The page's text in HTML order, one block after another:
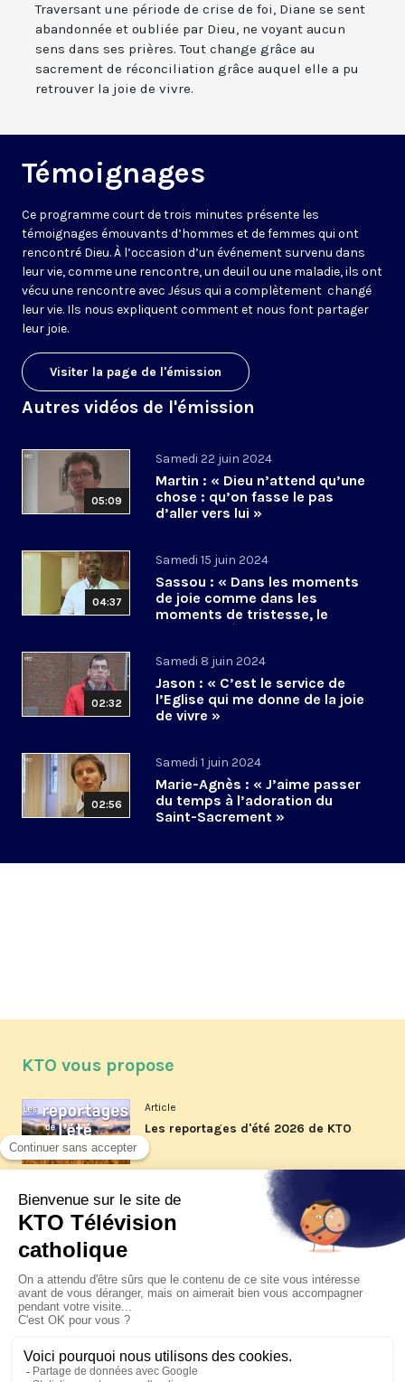
Traversant une période de crise de foi, Diane se sent
abandonnée et oubliée par Dieu, ne voyant aucun
sens dans ses prières. Tout change grâce au
sacrement de réconciliation grâce auquel elle a pu
retrouver la joie de vivre.
Témoignages
Ce programme court de trois minutes présente les
témoignages émouvants d’hommes et de femmes qui ont
rencontré Dieu. À l’occasion d’un événement survenu dans
leur vie, comme une rencontre, un deuil ou une maladie, ils ont
vécu une rencontre avec Jésus qui a complètement changé
leur vie. Ils nous expliquent comment et nous font partager
leur joie.
Visiter la page de l'émission
Autres vidéos de l'émission
05:09
Samedi 22 juin 2024
Martin : « Dieu n’attend qu’une
chose : qu’on fasse le pas
d’aller vers lui »
04:37
Samedi 15 juin 2024
Sassou : « Dans les moments
de joie comme dans les
moments de tristesse, le
Christ est là »
02:32
Samedi 8 juin 2024
Jason : « C’est le service de
l’Eglise qui me donne de la joie
de vivre »
02:56
Samedi 1 juin 2024
Marie-Agnès : « J’aime passer
du temps à l’adoration du
Saint-Sacrement »
KTO vous propose
Article
Les reportages d'été 2026 de KTO
La visite pastorale du pape Léon
XIV à Assise à suivre sur KTO le
Article
Le pape en Uruguay, Argentine et